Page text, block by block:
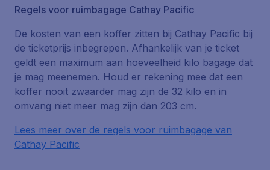
Regels voor ruimbagage Cathay Pacific
De kosten van een koffer zitten bij Cathay Pacific bij
de ticketprijs inbegrepen. Afhankelijk van je ticket
geldt een maximum aan hoeveelheid kilo bagage dat
je mag meenemen. Houd er rekening mee dat een
koffer nooit zwaarder mag zijn de 32 kilo en in
omvang niet meer mag zijn dan 203 cm.
Lees meer over de regels voor ruimbagage van
Cathay Pacific